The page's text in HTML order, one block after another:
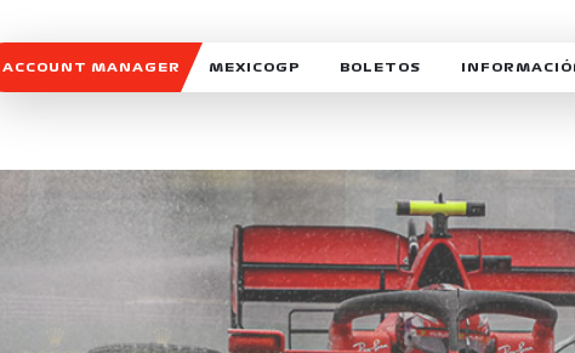
ACCOUNT MANAGER MEXICOGP
SOSTENIBILIDAD
CELEBRA CON NOSOTROS
BOLETOS
DERECHO DE
VOLUNTARIOS